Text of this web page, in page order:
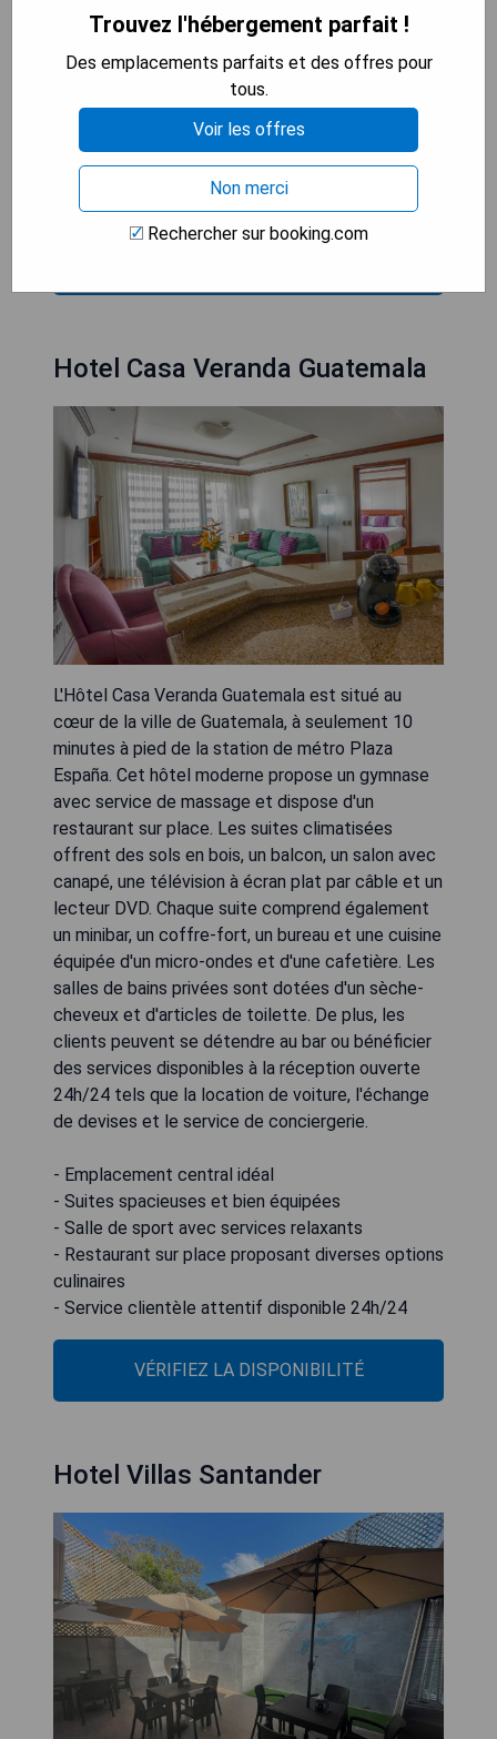
international La Aurora se trouve à seulement 10
- Piscine extérieure
- Salle de fitness
- Proximité des restaurants
- Parking gratuit sur place
Hotel Casa Veranda Guatemala
L'Hôtel Casa Veranda Guatemala est situé au
cœur de la ville de Guatemala, à seulement 10
minutes à pied de la station de métro Plaza
España. Cet hôtel moderne propose un gymnase
avec service de massage et dispose d'un
restaurant sur place. Les suites climatisées
offrent des sols en bois, un balcon, un salon avec
canapé, une télévision à écran plat par câble et un
lecteur DVD. Chaque suite comprend également
un minibar, un coffre-fort, un bureau et une cuisine
équipée d'un micro-ondes et d'une cafetière. Les
salles de bains privées sont dotées d'un sèche-
cheveux et d'articles de toilette. De plus, les
clients peuvent se détendre au bar ou bénéficier
des services disponibles à la réception ouverte
24h/24 tels que la location de voiture, l'échange
de devises et le service de conciergerie.
- Emplacement central idéal
- Suites spacieuses et bien équipées
- Salle de sport avec services relaxants
- Restaurant sur place proposant diverses options
culinaires
- Service clientèle attentif disponible 24h/24
VÉRIFIEZ LA DISPONIBILITÉ
Hotel Villas Santander
Trouvez l'hébergement parfait !
Des emplacements parfaits et des offres pour
tous.
Voir les offres
Non merci
Rechercher sur booking.com